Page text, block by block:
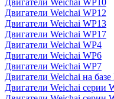
Двигатели Weichai WP10
Двигатели Weichai WP12
Двигатели Weichai WP13
Двигатели Weichai WP17
Двигатели Weichai WP4
Двигатели Weichai WP6
Двигатели Weichai WP7
Двигатели Weichai на
Двигатели Weichai серии